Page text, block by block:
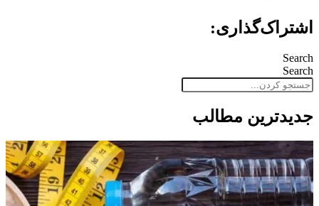
اشتراک‌گذاری:
Search
Search
جدید‌ترین مطالب